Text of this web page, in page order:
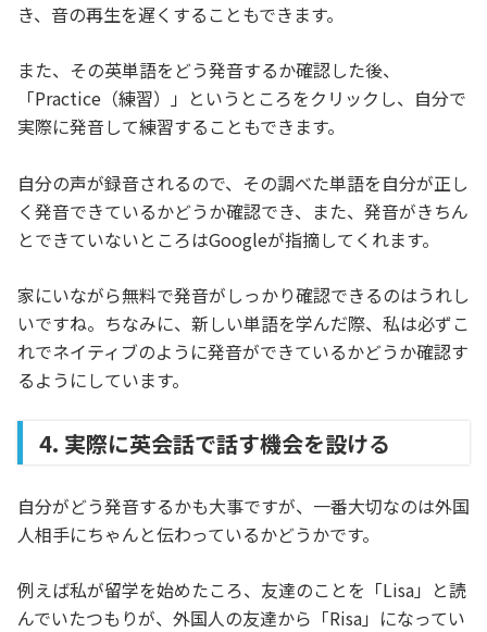
き、音の再生を遅くすることもできます。
また、その英単語をどう発音するか確認した後、
「Practice（練習）」というところをクリックし、自分で
実際に発音して練習することもできます。
自分の声が録音されるので、その調べた単語を自分が正し
く発音できているかどうか確認でき、また、発音がきちん
とできていないところはGoogleが指摘してくれます。
家にいながら無料で発音がしっかり確認できるのはうれし
いですね。ちなみに、新しい単語を学んだ際、私は必ずこ
れでネイティブのように発音ができているかどうか確認す
るようにしています。
4. 実際に英会話で話す機会を設ける
自分がどう発音するかも大事ですが、一番大切なのは外国
人相手にちゃんと伝わっているかどうかです。
例えば私が留学を始めたころ、友達のことを「Lisa」と読
んでいたつもりが、外国人の友達から「Risa」になってい